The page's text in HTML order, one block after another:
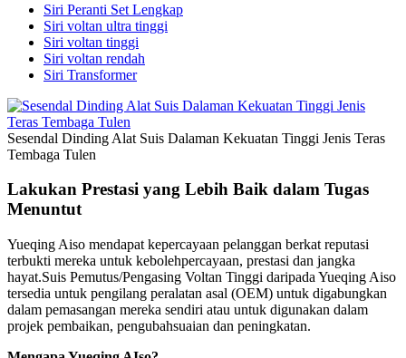
Siri Peranti Set Lengkap
Siri voltan ultra tinggi
Siri voltan tinggi
Siri voltan rendah
Siri Transformer
Sesendal Dinding Alat Suis Dalaman Kekuatan Tinggi Jenis Teras
Tembaga Tulen
Lakukan Prestasi yang Lebih Baik dalam Tugas
Menuntut
Yueqing Aiso mendapat kepercayaan pelanggan berkat reputasi
terbukti mereka untuk kebolehpercayaan, prestasi dan jangka
hayat.Suis Pemutus/Pengasing Voltan Tinggi daripada Yueqing Aiso
tersedia untuk pengilang peralatan asal (OEM) untuk digabungkan
dalam pemasangan mereka sendiri atau untuk digunakan dalam
projek pembaikan, pengubahsuaian dan peningkatan.